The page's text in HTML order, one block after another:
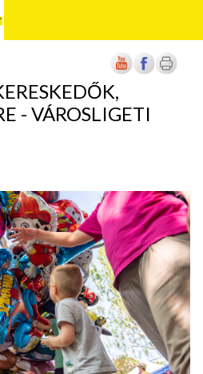
- VÁROSLIGETI